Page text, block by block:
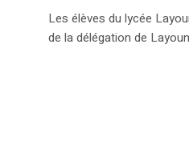
Les élèves du lycée
de la délégation de